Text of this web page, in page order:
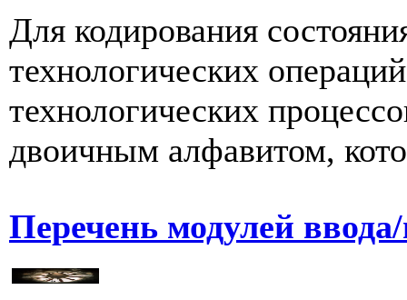
Для кодирования
технологических
технологических
двоичным алфавитом,
Перечень модулей